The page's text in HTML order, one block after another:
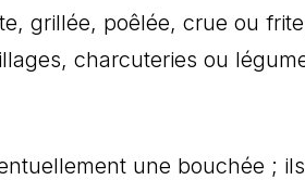
grillée, poêlée, crue ou
charcuteries ou
une bouchée ;